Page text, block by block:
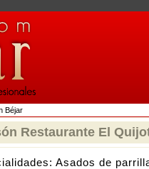
Béjar
Restaurante El
Asados de